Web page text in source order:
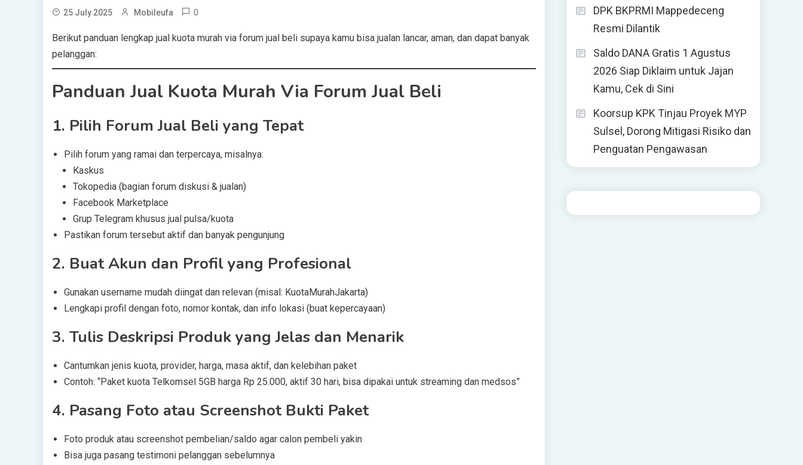
25 July 2025 Mobileufa 0
Berikut panduan lengkap jual kuota murah via forum jual beli supaya kamu bisa jualan lancar, aman, dan dapat banyak
pelanggan:
Panduan Jual Kuota Murah Via Forum Jual Beli
1. Pilih Forum Jual Beli yang Tepat
Pilih forum yang ramai dan terpercaya, misalnya:
Kaskus
Tokopedia (bagian forum diskusi & jualan)
Facebook Marketplace
Grup Telegram khusus jual pulsa/kuota
Pastikan forum tersebut aktif dan banyak pengunjung
2. Buat Akun dan Profil yang Profesional
Gunakan username mudah diingat dan relevan (misal: KuotaMurahJakarta)
Lengkapi profil dengan foto, nomor kontak, dan info lokasi (buat kepercayaan)
3. Tulis Deskripsi Produk yang Jelas dan Menarik
Cantumkan jenis kuota, provider, harga, masa aktif, dan kelebihan paket
Contoh: “Paket kuota Telkomsel 5GB harga Rp 25.000, aktif 30 hari, bisa dipakai untuk streaming dan medsos”
4. Pasang Foto atau Screenshot Bukti Paket
Foto produk atau screenshot pembelian/saldo agar calon pembeli yakin
Bisa juga pasang testimoni pelanggan sebelumnya
DPK BKPRMI Mappedeceng
Resmi Dilantik
Saldo DANA Gratis 1 Agustus
2026 Siap Diklaim untuk Jajan
Kamu, Cek di Sini
Koorsup KPK Tinjau Proyek MYP
Sulsel, Dorong Mitigasi Risiko dan
Penguatan Pengawasan